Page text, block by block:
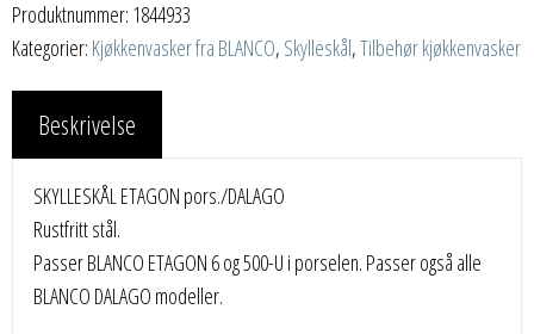
Produktnummer: 1844933
Kategorier: Kjøkkenvasker fra BLANCO, Skylleskål,Tilbehør kjøkkenvasker
Beskrivelse
SKYLLESKÅL ETAGON pors./DALAGO
Rustfritt stål.
Passer BLANCO ETAGON 6 og 500-U i porselen. Passer også alle
BLANCO DALAGO modeller.